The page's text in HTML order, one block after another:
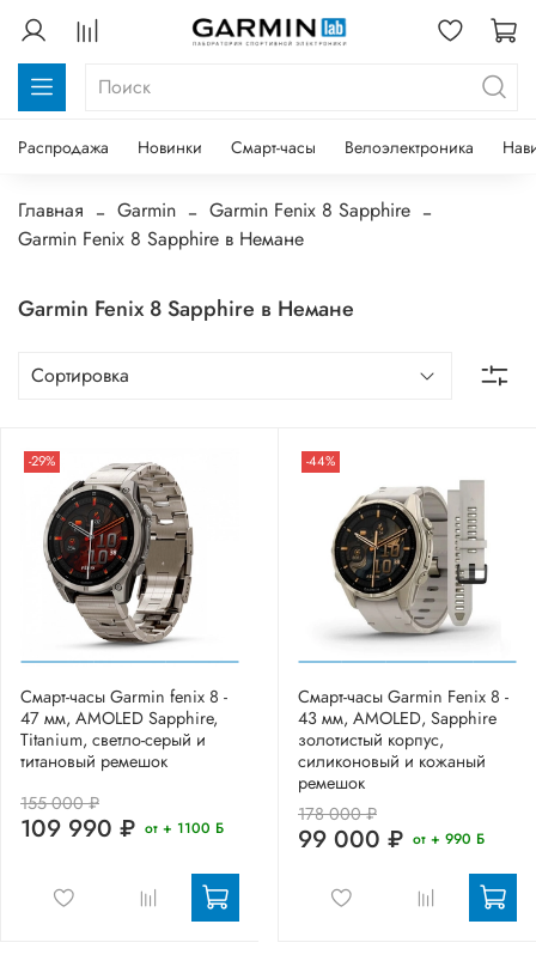
Распродажа Новинки Смарт-часы Велоэлектроника
Главная Garmin
Garmin Fenix 8 Sapphire
Garmin Fenix 8 Sapphire в Немане
Garmin Fenix 8 Sapphire в Немане
-29%
Смарт-часы Garmin fenix 8 -
47 мм, AMOLED Sapphire,
Titanium, светло-серый и
титановый ремешок
155 000 ₽
109 990 ₽ от + 1100 Б
-44%
Смарт-часы Garmin Fenix 8 -
43 мм, AMOLED, Sapphire
золотистый корпус,
силиконовый и кожаный
ремешок
178 000 ₽
99 000 ₽ от + 990 Б